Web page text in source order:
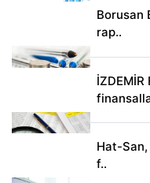
Borusan
rap..
Hat-San,
f..